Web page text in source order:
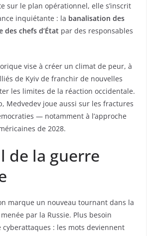
sur le plan opérationnel, elle s’inscrit
inquiétante : la banalisation des
des chefs d’État par des responsables
vise à créer un climat de peur, à
de Kyiv de franchir de nouvelles
les limites de la réaction occidentale.
Medvedev joue aussi sur les fractures
— notamment à l’approche
de 2028.
de la guerre
marque un nouveau tournant dans la
par la Russie. Plus besoin
cyberattaques : les mots deviennent